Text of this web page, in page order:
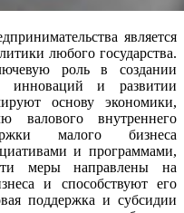
является
любого государства.
роль в создании
инноваций и развитии
основу экономики,
валового внутреннего
малого бизнеса
и программами,
меры направлены на
и способствуют его
поддержка и субсидии